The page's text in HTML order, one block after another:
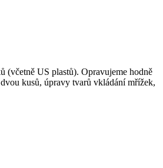
(včetně US plastů). Opravujeme hodně
kusů, úpravy tvarů vkládání mřížek,